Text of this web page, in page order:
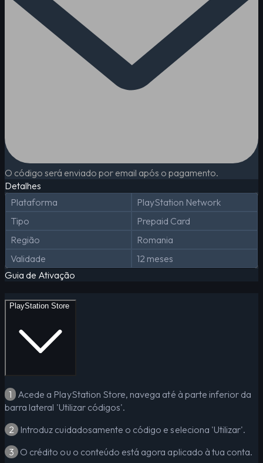
O código será enviado por email após o pagamento.
Detalhes
Plataforma
PlayStation Network
Tipo
Prepaid Card
Região
Romania
Validade
12 meses
Guia de Ativação
PlayStation Store
1 Acede a PlayStation Store, navega até à parte inferior da
barra lateral 'Utilizar códigos'.
2 Introduz cuidadosamente o código e seleciona 'Utilizar'.
3 O crédito ou o conteúdo está agora aplicado à tua conta.